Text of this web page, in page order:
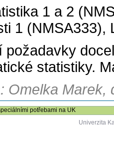
1 a 2
1
požadavky
statistiky.
Omelka Marek,
potřebami na UK
Univerzita